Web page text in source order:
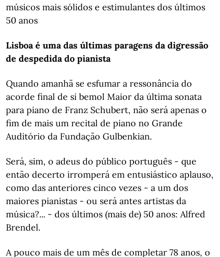
músicos mais sólidos e estimulantes dos últimos
50 anos
Lisboa é uma das últimas paragens da digressão
de despedida do pianista
Quando amanhã se esfumar a ressonância do
acorde final de si bemol Maior da última sonata
para piano de Franz Schubert, não será apenas o
fim de mais um recital de piano no Grande
Auditório da Fundação Gulbenkian.
Será, sim, o adeus do público português - que
então decerto irromperá em entusiástico aplauso,
como das anteriores cinco vezes - a um dos
maiores pianistas - ou será antes artistas da
música?... - dos últimos (mais de) 50 anos: Alfred
Brendel.
A pouco mais de um mês de completar 78 anos, o